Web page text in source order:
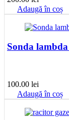
Adaugă în coș
Sonda
100.00 lei
Adaugă în coș